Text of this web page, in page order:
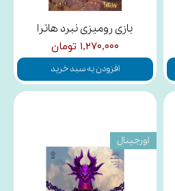
بازی رومیزی نبرد هاترا
۱,۲۷۰,۰۰۰ تومان
افزودن به سبد خرید
اورجینال